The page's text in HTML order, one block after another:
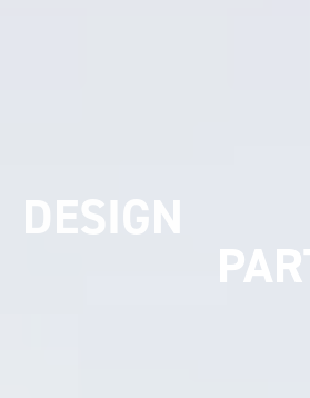
UMSETZUNGS